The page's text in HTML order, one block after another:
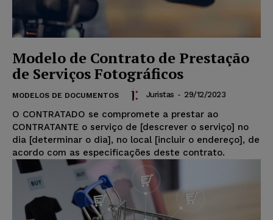
Modelo de Contrato de Prestação
de Serviços Fotográficos
MODELOS DE DOCUMENTOS Juristas - 29/12/2023
O CONTRATADO se compromete a prestar ao
CONTRATANTE o serviço de [descrever o serviço] no
dia [determinar o dia], no local [incluir o endereço], de
acordo com as especificações deste contrato.